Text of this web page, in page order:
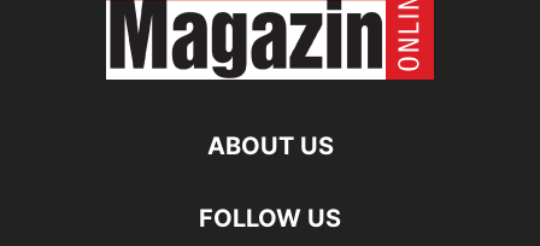
ABOUT US
FOLLOW US